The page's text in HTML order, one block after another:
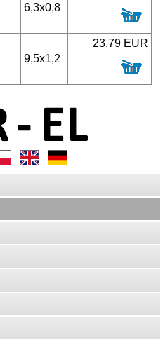
6,3x0,8
9,5x1,2
23,79 EUR